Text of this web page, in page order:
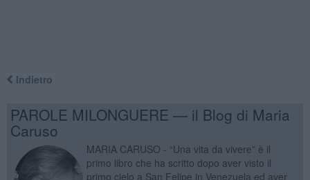
Indietro
PAROLE MILONGUERE — il Blog di Maria
Caruso
MARIA CARUSO - “Una vita da vivere” è il
primo libro che ha scritto dopo aver visto il
primo cielo a San Felipe in Venezuela ed aver